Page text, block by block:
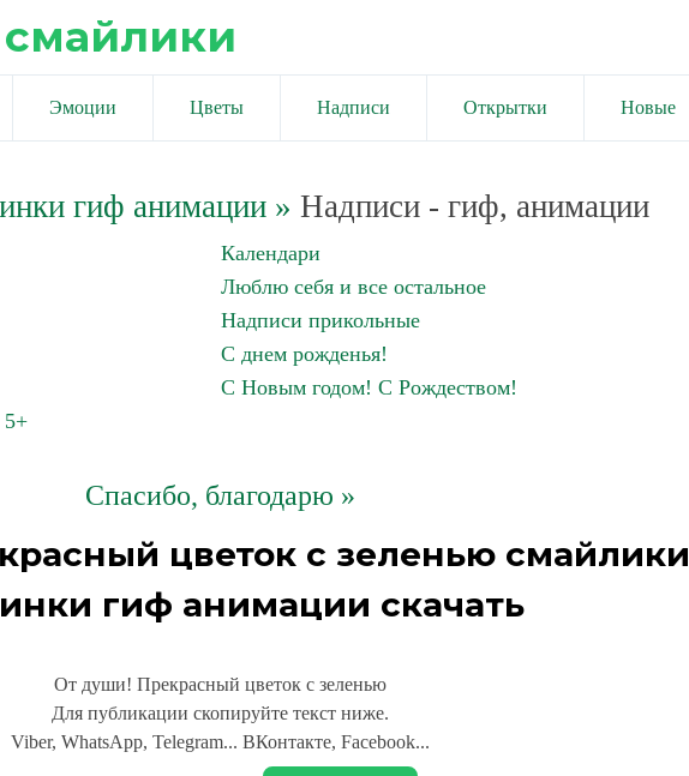
Эмоции Цветы Надписи Открытки Новые
гиф анимации» Надписи - гиф, анимации
Календари
Люблю себя и все остальное
Надписи прикольные
С днем рожденья!
С Новым годом! С Рождеством!
5+
Спасибо, благодарю »
цветок с зеленью смайлики
гиф анимации скачать
От души! Прекрасный цветок с зеленью
Для публикации скопируйте текст ниже.
Viber, WhatsApp, Telegram... ВКонтакте, Facebook...